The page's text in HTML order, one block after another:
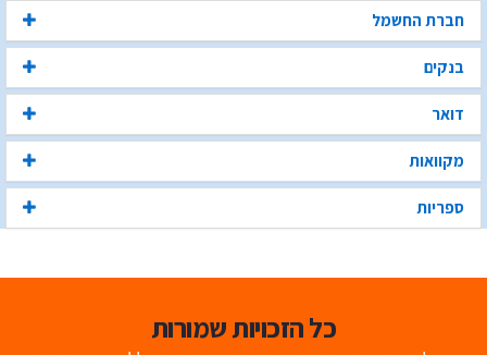
חברת החשמל
בנקים
דואר
מקוואות
ספריות
כל הזכויות שמורות